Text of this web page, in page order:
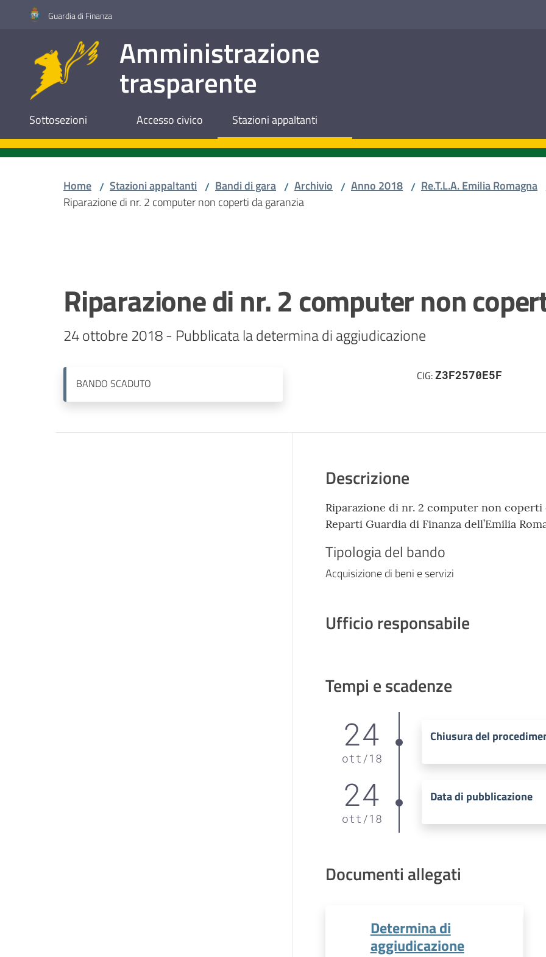
Vai al contenuto
Vai alla navigazione
Vai al footerGuardia di Finanza
Amministrazione
trasparente
Sottosezioni Accesso civico Stazioni appaltanti
Home / Stazioni appaltanti / Bandi di gara / Archivio / Anno 2018 / Re.T.L.A. Emilia Romagna
Riparazione di nr. 2 computer non coperti da garanzia
Riparazione di nr. 2 computer non
BANDO SCADUTO
CIG:Z3F2570E5F
Descrizione
Riparazione di nr. 2 computer non coperti
Reparti Guardia di Finanza dell’Emilia
Tipologia del bando
Acquisizione di beni e servizi
Ufficio responsabile
Tempi e scadenze
24
ott /18
Chiusura del
24
ott /18
Data di pubblicazione
Documenti allegati
Determina di
aggiudicazione